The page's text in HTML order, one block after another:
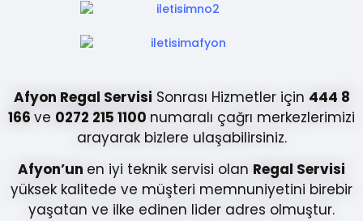
Afyon Regal Servisi Sonrası Hizmetler için 444 8
166 ve 0272 215 1100 numaralı çağrı merkezlerimizi
arayarak bizlere ulaşabilirsiniz.
Afyon’un en iyi teknik servisi olan Regal Servisi
yüksek kalitede ve müşteri memnuniyetini birebir
yaşatan ve ilke edinen lider adres olmuştur.